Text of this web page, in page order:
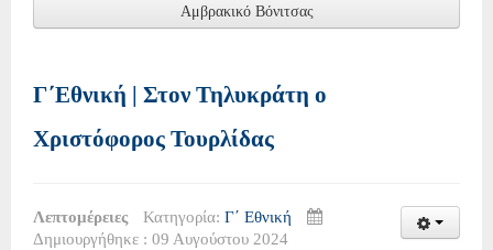
Αμβρακικό Βόνιτσας
Γ΄Εθνική | Στον Τηλυκράτη ο
Χριστόφορος Τουρλίδας
Λεπτομέρειες Κατηγορία: Γ΄ Εθνική
Δημιουργήθηκε : 09 Αυγούστου 2024